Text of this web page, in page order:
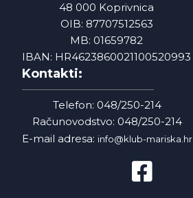
48 000 Koprivnica
OIB: 87707512563
MB: 01659782
IBAN: HR4623860021100520993
Kontakti:
Telefon: 048/250-214
Računovodstvo: 048/250-214
E-mail adresa: info@klub-mariska.hr